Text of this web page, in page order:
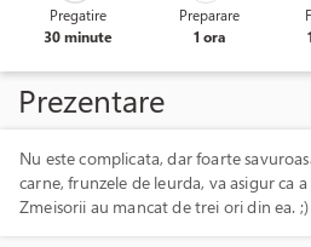
Pregatire
30 minute
Preparare
1 ora
Prezentare
Nu este complicata, dar foarte
carne, frunzele de leurda, va asigur ca
Zmeisorii au mancat de trei ori din ea. ;)